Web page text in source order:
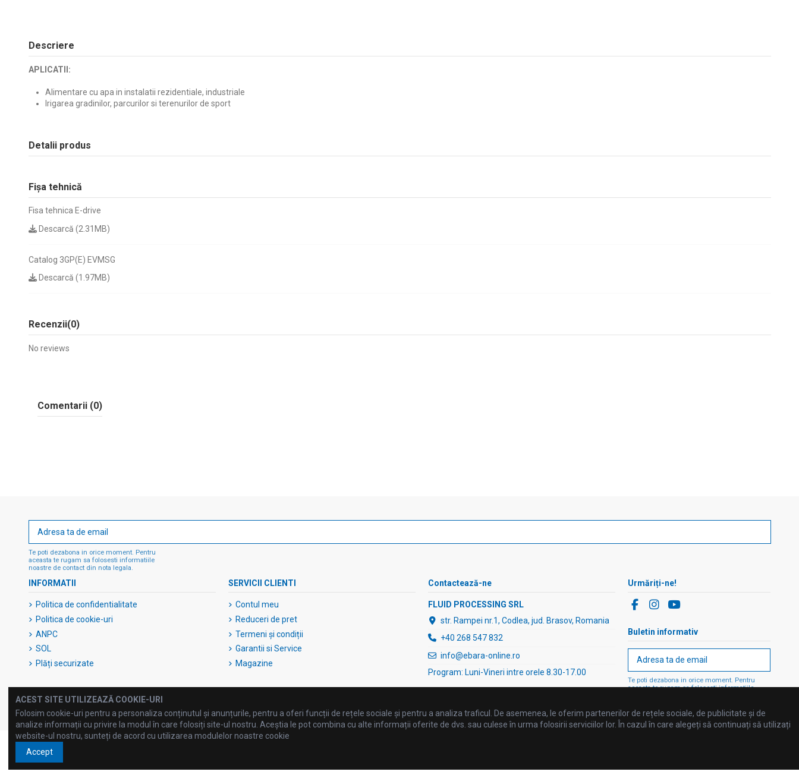
Descriere
APLICATII:
Alimentare cu apa in instalatii rezidentiale, industriale
Irigarea gradinilor, parcurilor si terenurilor de sport
Detalii produs
Fișa tehnică
Fisa tehnica E-drive
Descarcă (2.31MB)
Catalog 3GP(E) EVMSG
Descarcă (1.97MB)
Recenzii(0)
No reviews
Comentarii (0)
Te poti dezabona in orice moment. Pentru
aceasta te rugam sa folosesti informatiile
noastre de contact din nota legala.
INFORMATII
Politica de confidentialitate
Politica de cookie-uri
ANPC
SOL
Plăți securizate
SERVICII CLIENTI
Contul meu
Reduceri de pret
Termeni și condiții
Garantii si Service
Magazine
Contactează-ne
FLUID PROCESSING SRL
str. Rampei nr.1, Codlea, jud. Brasov, Romania
+40 268 547 832
info@ebara-online.ro
Program: Luni-Vineri intre orele 8.30-17.00
Urmăriți-ne!
Buletin informativ
Te poti dezabona in orice moment. Pentru
aceasta te rugam sa folosesti informatiile
ACEST SITE UTILIZEAZĂ COOKIE-URI
Folosim cookie-uri pentru a personaliza conținutul și anunțurile, pentru a oferi funcții de rețele sociale și pentru a analiza traficul. De asemenea, le oferim partenerilor de rețele sociale, de publicitate și de
analize informații cu privire la modul în care folosiți site-ul nostru. Aceștia le pot combina cu alte informații oferite de dvs. sau culese în urma folosirii serviciilor lor. În cazul în care alegeți să continuați să utilizați
website-ul nostru, sunteți de acord cu utilizarea modulelor noastre cookie
Accept